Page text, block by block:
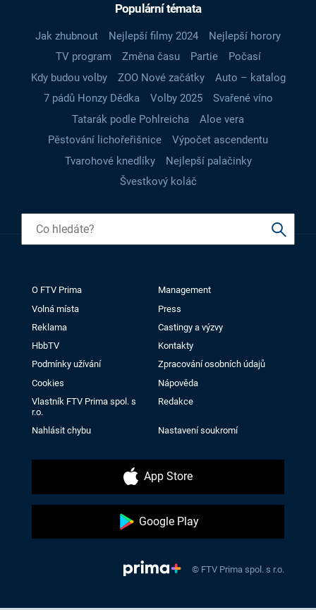
Populární témata
Jak zhubnout Nejlepší filmy 2024
Nejlepší horory
TV program
Změna času Partie
Počasí
Kdy budou volby
ZOO Nové začátky
Auto – katalog
7 pádů Honzy Dědka
Volby 2025
Svařené víno
Tatarák podle Pohlreicha
Aloe vera
Pěstování lichořeřišnice
Výpočet ascendentu
Tvarohové knedlíky
Nejlepší palačinky
Švestkový koláč
O FTV Prima
Management
Volná místa
Press
Reklama
Castingy a výzvy
HbbTV
Kontakty
Podmínky užívání
Zpracování osobních údajů
Cookies
Nápověda
Vlastník FTV Prima spol. s
r.o.
Redakce
Nahlásit chybu Nastavení soukromí
App Store
Google Play
© FTV Prima spol. s r.o.